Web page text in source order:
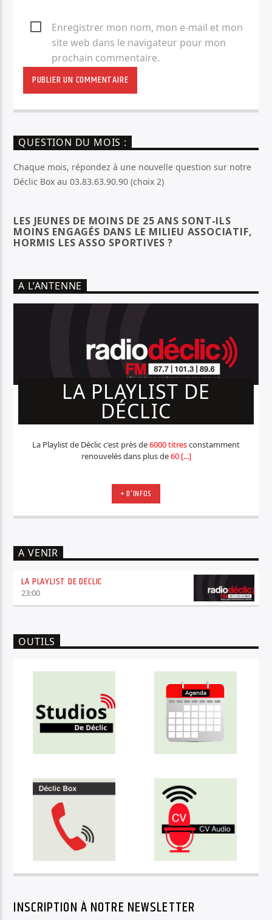
Enregistrer mon nom, mon e-mail et mon
site web dans le navigateur pour mon
prochain commentaire.
QUESTION DU MOIS :
Chaque mois, répondez à une nouvelle question sur notre
Déclic Box au 03.83.63.90.90 (choix 2)
LES JEUNES DE MOINS DE 25 ANS SONT-ILS
MOINS ENGAGÉS DANS LE MILIEU ASSOCIATIF,
HORMIS LES ASSO SPORTIVES ?
A L’ANTENNE
LA PLAYLIST DE
DÉCLIC
La Playlist de Déclic c'est près de6000 titresconstamment
renouvelés dans plus de60 [...]
+ D'INFOS
A VENIR
LA PLAYLIST DE DÉCLIC
23:00
OUTILS
INSCRIPTION À NOTRE NEWSLETTER